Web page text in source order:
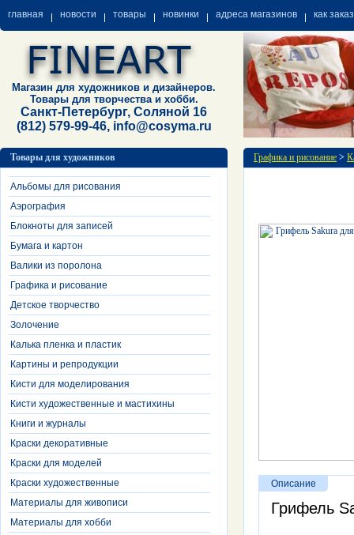
главная новости товары новинки адреса магазинов как
Магазин для художников и дизайнеров.
Товары для творчества и хобби.
Санкт-Петербург, Соляной 16
(812) 579-99-46, info@cosyma.ru
Товары для художников
Альбомы для рисования
Аэрография
Блокноты для записей
Бумага и картон
Валики из поролона
Графика и рисование
Детское творчество
Золочение
Калька пленка и пластик
Картины и репродукции
Кисти для моделирования
Кисти художественные и мастихины
Книги и журналы
Краски декоративные
Краски для моделей
Краски художественные
Материалы для живописи
Материалы для хобби
Графика и рисование >
Описание
Грифель